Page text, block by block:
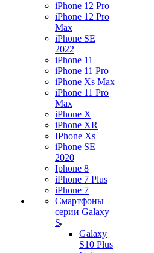
iPhone 12 Pro
iPhone 12 Pro
Max
iPhone SE
2022
iPhone 11
iPhone 11 Pro
iPhone Xs Max
iPhone 11 Pro
Max
iPhone X
iPhone XR
IPhone Xs
iPhone SE
2020
Iphone 8
iPhone 7 Plus
iPhone 7
Смартфоны
серии Galaxy
S
Galaxy
S10 Plus